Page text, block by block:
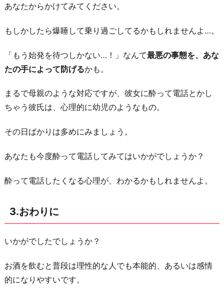
あなたからかけてみてください。
もしかしたら爆睡して乗り過ごしてるかもしれませんよ…。
「もう始発を待つしかない…！」なんて最悪の事態を、あな
たの手によって防げるかも。
まるで母親のような対応ですが、彼女に酔って電話とかし
ちゃう彼氏は、心理的に幼児のようなもの。
その日ばかりは多めにみましょう。
あなたも今度酔って電話してみてはいかがでしょうか？
酔って電話したくなる心理が、わかるかもしれませんよ。
3.おわりに
いかがでしたでしょうか？
お酒を飲むと普段は理性的な人でも本能的、あるいは感情
的になりやすいです。